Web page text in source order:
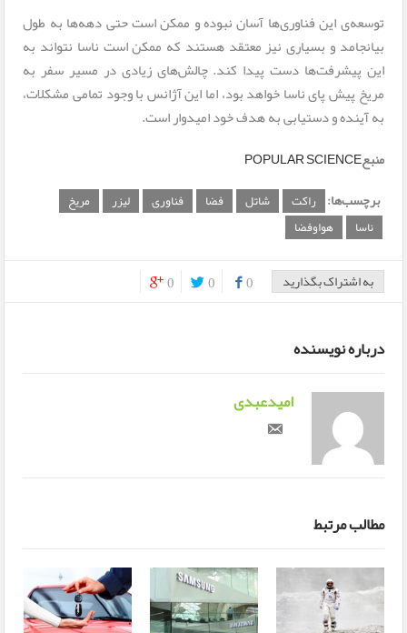
توسعه‌ی این فناوری‌ها آسان نبوده و ممکن است حتی دهه‌ها به طول
بیانجامد و بسیاری نیز معتقد هستند که ممکن است ناسا نتواند به
این پیشرفت‌ها دست پیدا کند. چالش‌های زیادی در مسیر سفر به
مریخ پیش‌ پای ناسا خواهد بود، اما این آژانس با وجود تمامی مشکلات،
به آینده و دستیابی به هدف خود امیدوار است.
منبعPOPULAR SCIENCE
برچسب‌ها: راکت شاتل فضا فناوری لیزر
مریخ
ناسا
هواوفضا
به اشتراک بگذارید 0
0
0
درباره نویسنده
امیدعبدی
مطالب مرتبط